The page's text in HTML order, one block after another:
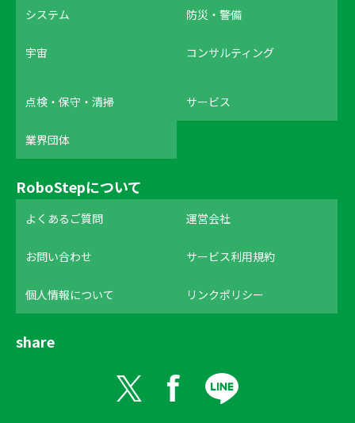
システム 防災・警備
宇宙 コンサルティング
点検・保守・清掃 サービス
業界団体
RoboStepについて
よくあるご質問 運営会社
お問い合わせ サービス利用規約
個人情報について リンクポリシー
share